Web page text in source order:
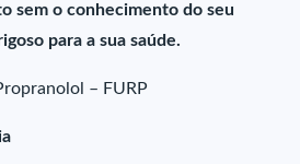
sem o conhecimento do seu
para a sua saúde.
– FURP